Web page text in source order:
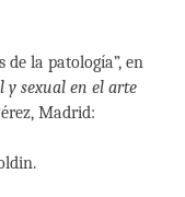
de la patología”, en
y sexual en el arte
Madrid: